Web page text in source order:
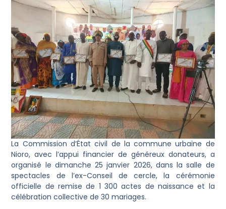
La Commission d’État civil de la commune urbaine de
Nioro, avec l’appui financier de généreux donateurs, a
organisé le dimanche 25 janvier 2026, dans la salle de
spectacles de l’ex-Conseil de cercle, la cérémonie
officielle de remise de 1 300 actes de naissance et la
célébration collective de 30 mariages.